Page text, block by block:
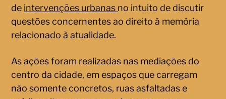
de intervenções urbanas no intuito de discutir
questões concernentes ao direito à memória
relacionado à atualidade.
As ações foram realizadas nas mediações do
centro da cidade, em espaços que carregam
não somente concretos, ruas asfaltadas e